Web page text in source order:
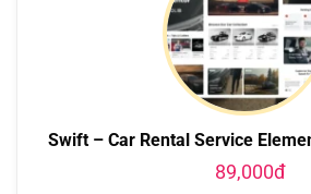
Swift – Car Rental Service
89,000đ